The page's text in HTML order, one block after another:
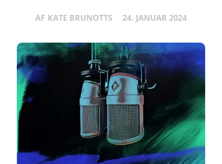
AF KATE BRUNOTTS 24. JANUAR 2024